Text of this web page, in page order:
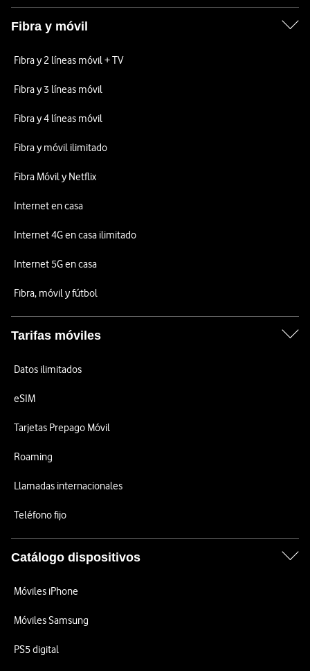
Fibra y móvil
Fibra y 2 líneas móvil + TV
Fibra y 3 líneas móvil
Fibra y 4 líneas móvil
Fibra y móvil ilimitado
Fibra Móvil y Netflix
Internet en casa
Internet 4G en casa ilimitado
Internet 5G en casa
Fibra, móvil y fútbol
Tarifas móviles
Datos ilimitados
eSIM
Tarjetas Prepago Móvil
Roaming
Llamadas internacionales
Teléfono fijo
Catálogo dispositivos
Móviles iPhone
Móviles Samsung
PS5 digital